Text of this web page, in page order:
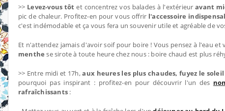
>> Levez-vous tôt et concentrez vos balades à l'extérieuravant
pic de chaleur. Profitez-en pour vous offrir l'accessoire
c'est indémodable et ça vous fera un souvenir utile et agréable de
Et n'attendez jamais d'avoir soif pour boire ! Vous pensez à l'eau
menthe se sirote à toute heure chez nous : boire chaud est plus
>> Entre midi et 17h,aux heures les plus chaudes, fuyez le soleil
pourquoi pas inspirant : profitez-en pour découvrir l'un des
rafraîchissants: